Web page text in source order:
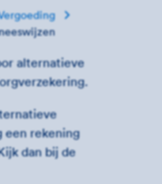
alternatieve
een rekening
dan bij de